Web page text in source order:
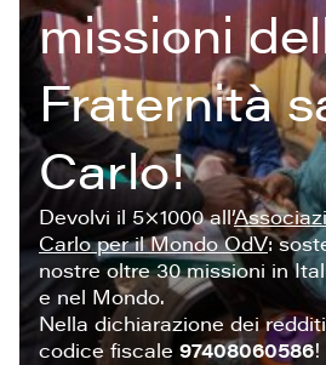
missioni
Fraternità
Carlo!
Devolvi il 5×1000 all’
Carlo per il Mondo OdV:
nostre oltre 30 missioni in
e nel Mondo.
Nella dichiarazione dei
codice fiscale 97408060586!